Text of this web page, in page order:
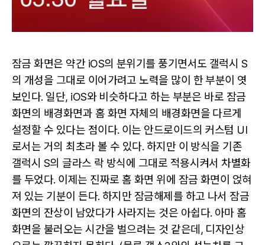
잠금 화면은 약간 iOS의 분위기를 풍기면서도 갤럭시 S
의 개성을 그대로 이어가려고 노력을 많이 한 부분이 엿
보인다. 일단, iOS와 비슷하다고 하는 부분은 바로 잠금
화면의 배경화면과 홈 화면 자체의 배경화면을 다르게
설정할 수 있다는 점이다. 이는 안드로이드의 커스텀 UI
로서는 거의 최초라 볼 수 있다. 하지만 이 방식을 기존
갤럭시 S의 글라스 락 방식에 그대로 적용시켜서 차별화
를 두었다. 이제는 진짜로 홈 화면 위에 잠금 화면이 얹혀
져 있는 기분이 든다. 하지만 잠금해제를 하고 나서 잠금
화면의 잔상이 남았다가 사라지는 것은 아쉽다. 아마 홈
화면을 불러오는 시간을 벌으려는 것 같은데, 디자인상